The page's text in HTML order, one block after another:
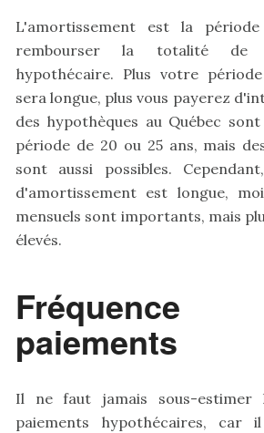
L'amortissement est la
rembourser la totalité de
hypothécaire. Plus votre
sera longue, plus vous payerez
des hypothèques au Québec
période de 20 ou 25 ans, mais
sont aussi possibles.
d'amortissement est longue,
mensuels sont importants, mais
élevés.
paiements
Il ne faut jamais sous-estimer
paiements hypothécaires, car